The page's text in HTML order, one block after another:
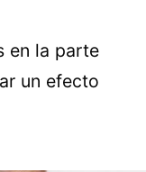
en la parte
un efecto